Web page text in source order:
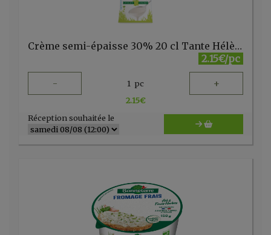
Crème semi-épaisse 30% 20 cl Tante Hélène
2.15€/pc
- 1 pc +
2.15€
Réception souhaitée le